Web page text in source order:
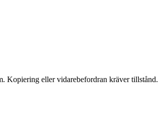
Kopiering eller vidarebefordran kräver tillstånd.